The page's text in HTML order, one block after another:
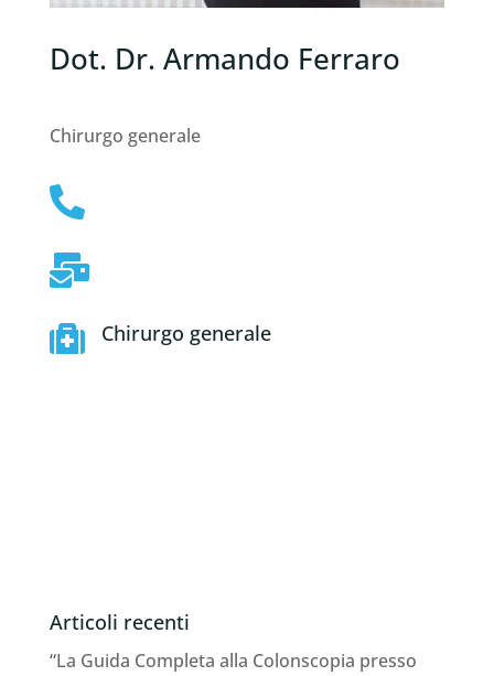
Dot. Dr. Armando Ferraro
Chirurgo generale



Chirurgo generale
Articoli recenti
“La Guida Completa alla Colonscopia presso